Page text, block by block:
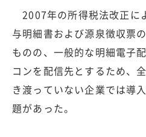
2007年の所得税法改正に
与明細書および源泉徴収票
ものの、一般的な明細電子
コンを配信先とするため、
き渡っていない企業では導
題があった。